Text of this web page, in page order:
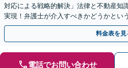
対応による戦略的解決」法律と不動産知
実現！弁護士が介入すべきかどうかとい
な解決へ導くお手伝いをいたします【休
料金表を見
電話でお問い合わせ